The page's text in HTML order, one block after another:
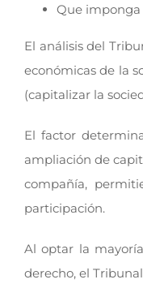
Que imponga
El análisis del
económicas de la
(capitalizar la
El factor
ampliación de
compañía,
participación.
Al optar la
derecho, el